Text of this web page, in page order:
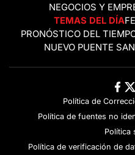
NEGOCIOS Y
TEMAS DEL DÍA
PRONÓSTICO DEL
NUEVO PUENTE
Política de
Política de fuentes no
Política
Política de verificación de